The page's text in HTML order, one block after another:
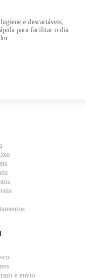
e descartáveis,
para facilitar o dia
e envio